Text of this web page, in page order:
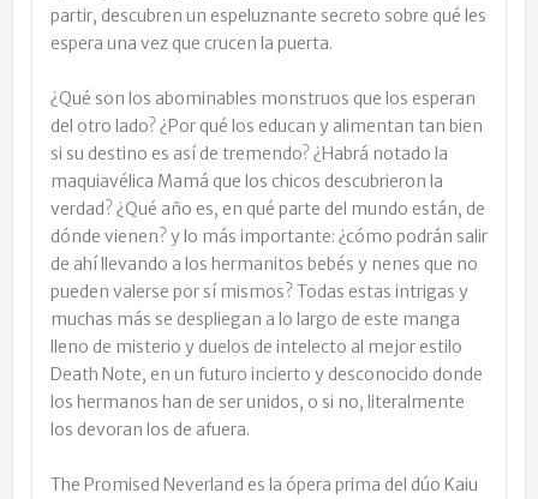
partir, descubren un espeluznante secreto sobre qué les
espera una vez que crucen la puerta.
¿Qué son los abominables monstruos que los esperan
del otro lado? ¿Por qué los educan y alimentan tan bien
si su destino es así de tremendo? ¿Habrá notado la
maquiavélica Mamá que los chicos descubrieron la
verdad? ¿Qué año es, en qué parte del mundo están, de
dónde vienen? y lo más importante: ¿cómo podrán salir
de ahí llevando a los hermanitos bebés y nenes que no
pueden valerse por sí mismos? Todas estas intrigas y
muchas más se despliegan a lo largo de este manga
lleno de misterio y duelos de intelecto al mejor estilo
Death Note, en un futuro incierto y desconocido donde
los hermanos han de ser unidos, o si no, literalmente
los devoran los de afuera.
The Promised Neverland es la ópera prima del dúo Kaiu